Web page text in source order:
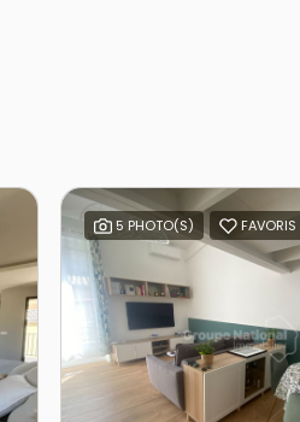
5 PHOTO(S) FAVORIS